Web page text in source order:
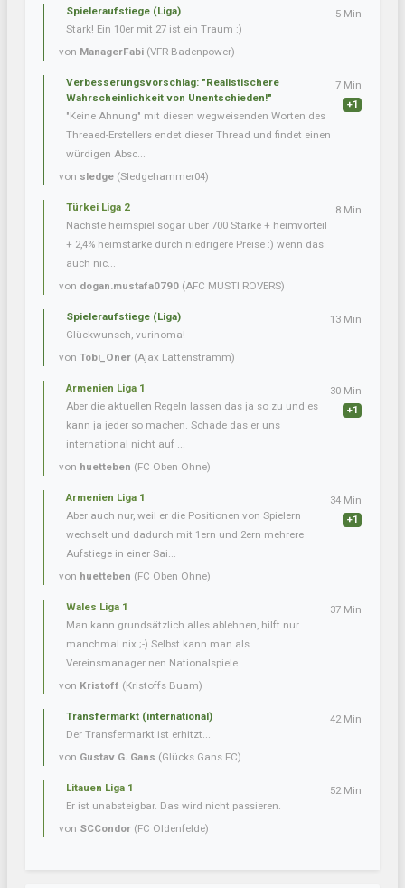
Spieleraufstiege (Liga)
Stark! Ein 10er mit 27 ist ein Traum :)
von ManagerFabi (VFR Badenpower)
5 Min
Verbesserungsvorschlag: "Realistischere
Wahrscheinlichkeit von Unentschieden!"
"Keine Ahnung" mit diesen wegweisenden Worten des
Threaed-Erstellers endet dieser Thread und findet einen
würdigen Absc...
von sledge (Sledgehammer04)
7 Min
+1
Türkei Liga 2
Nächste heimspiel sogar über 700 Stärke + heimvorteil
+ 2,4% heimstärke durch niedrigere Preise :) wenn das
auch nic...
von dogan.mustafa0790 (AFC MUSTI ROVERS)
8 Min
Spieleraufstiege (Liga)
Glückwunsch, vurinoma!
von Tobi_Oner (Ajax Lattenstramm)
13 Min
Armenien Liga 1
Aber die aktuellen Regeln lassen das ja so zu und es
kann ja jeder so machen. Schade das er uns
international nicht auf ...
von huetteben (FC Oben Ohne)
30 Min
+1
Armenien Liga 1
Aber auch nur, weil er die Positionen von Spielern
wechselt und dadurch mit 1ern und 2ern mehrere
Aufstiege in einer Sai...
von huetteben (FC Oben Ohne)
34 Min
+1
Wales Liga 1
Man kann grundsätzlich alles ablehnen, hilft nur
manchmal nix ;-) Selbst kann man als
Vereinsmanager nen Nationalspiele...
von Kristoff (Kristoffs Buam)
37 Min
Transfermarkt (international)
Der Transfermarkt ist erhitzt...
von Gustav G. Gans (Glücks Gans FC)
42 Min
Litauen Liga 1
Er ist unabsteigbar. Das wird nicht passieren.
von SCCondor (FC Oldenfelde)
52 Min